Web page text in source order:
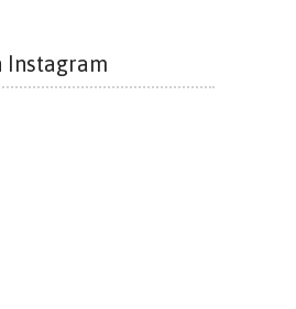
Instagram